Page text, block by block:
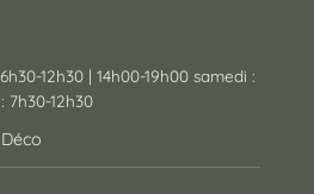
12h30 | 14h00-19h00 samedi :
7h30-12h30